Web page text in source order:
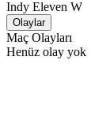
Indy Eleven W
Olaylar
Maç Olayları
Henüz olay yok